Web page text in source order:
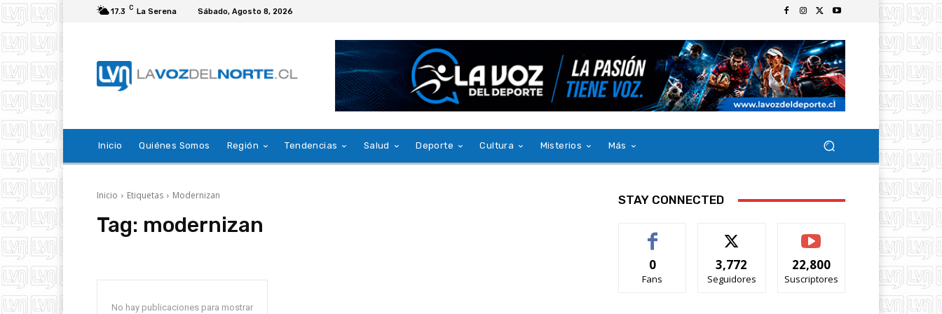
17.3 C La Serena Sábado, Agosto 8, 2026
Inicio Quiénes Somos Región Tendencias Salud Deporte Cultura Misterios Más
Inicio Etiquetas Modernizan
Tag: modernizan
No hay publicaciones para mostrar
STAY CONNECTED
0
Fans
3,772
Seguidores
22,800
Suscriptores